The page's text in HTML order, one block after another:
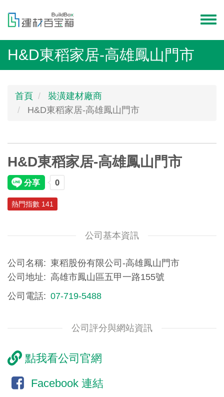
內
容
menu
H&D東稻家居-高雄鳳山門市
首頁
裝潢建材廠商
H&D東稻家居-高雄鳳山門市
H&D東稻家居-高雄鳳山門市
熱門指數 141
公司基本資訊
公司名稱
東稻股份有限公司-高雄鳳山門市
公司地址
高雄市鳳山區五甲一路155號
公司電話
07-719-5488
公司評分與網站資訊
點我看公司官網
Facebook 連結